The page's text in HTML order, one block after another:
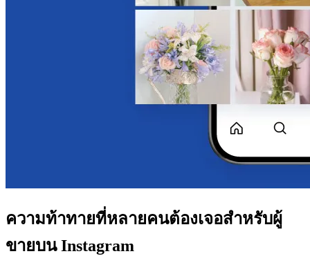
ความท้าทายที่หลายคนต้องเจอสำหรับผู้
ขายบน Instagram